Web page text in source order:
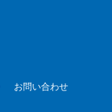
お問い合わせ